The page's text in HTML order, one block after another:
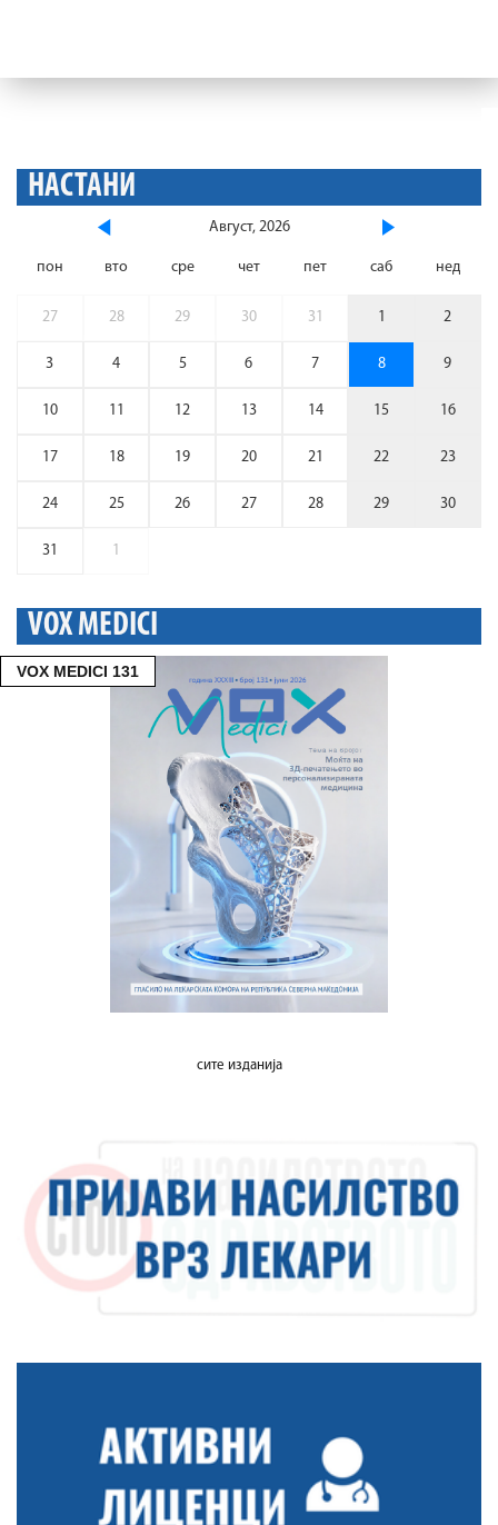
НАСТАНИ
Август, 2026
пон вто сре чет пет саб нед
27 28 29 30 31 1 2
3 4 5 6 7 8 9
10 11 12 13 14 15 16
17 18 19 20 21 22 23
24 25 26 27 28 29 30
31 1
VOX MEDICI
VOX MEDICI 131
сите изданија